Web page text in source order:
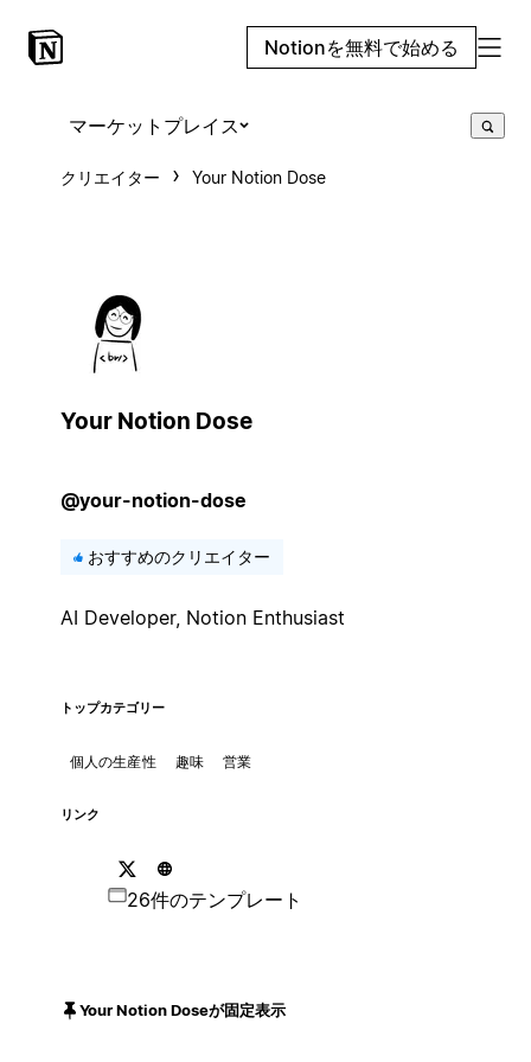
Notionを無料で始める
マーケットプレイス
クリエイター Your Notion Dose
Your Notion Dose
@your-notion-dose
おすすめのクリエイター
AI Developer, Notion Enthusiast
トップカテゴリー
個人の生産性 趣味 営業
リンク
26件のテンプレート
Your Notion Doseが固定表示